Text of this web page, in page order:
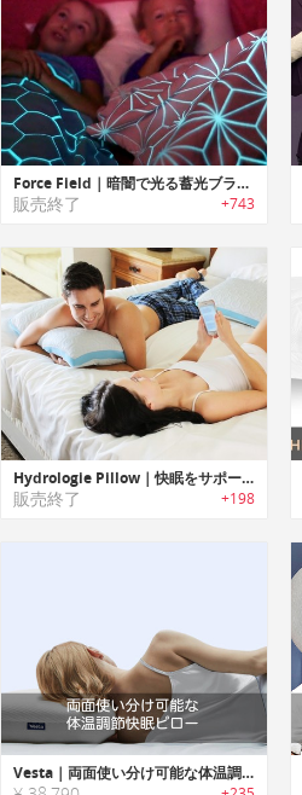
Force Field｜暗闇で光る蓄光ブランケット「フォースフィールド」
販売終了 +743
Hydrologie Pillow｜快眠をサポートする温度コントロール機能搭載ピロー「ハイドロジーピロー」
販売終了 +198
Vesta｜両面使い分け可能な体温調節快眠ピロー「ヴェスタ」